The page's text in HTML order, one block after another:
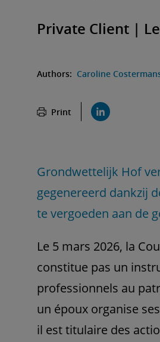
Private Client |
Authors: Caroline
Print
Grondwettelijk Hof
gegenereerd dankzij
te vergoeden aan de
Le 5 mars 2026, la
constitue pas un
professionnels au
un époux organise
il est titulaire des